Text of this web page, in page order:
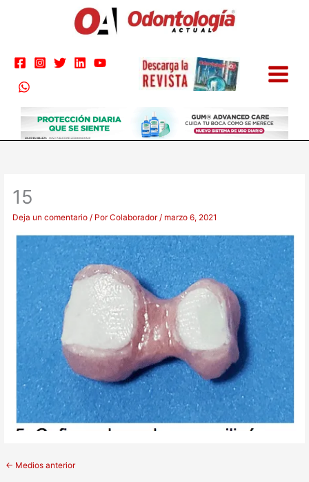
15
Deja un comentario / PorColaborador/ marzo 6, 2021
← Medios anterior